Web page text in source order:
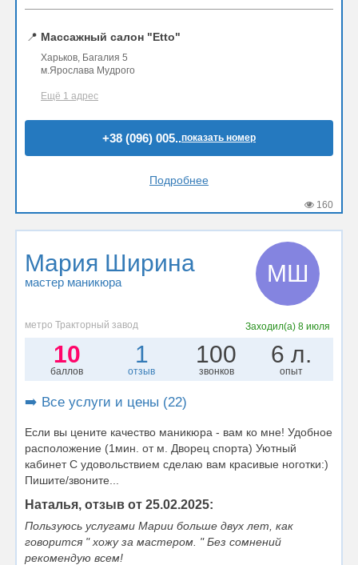
📍 Массажный салон "Etto"
Харьков, Багалия 5
м.Ярослава Мудрого
Ещё 1 адрес
+38 (096) 005..показать номер
Подробнее
160
Мария Ширина
мастер маникюра МШ
метро Тракторный завод Заходил(а)8 июля
10
баллов
1
отзыв
100
звонков
6 л.
опыт
➡️ Все услуги и цены (22)
Если вы цените качество маникюра - вам ко мне! Удобное
расположение (1мин. от м. Дворец спорта) Уютный
кабинет С удовольствием сделаю вам красивые ноготки:)
Пишите/звоните...
Наталья, отзыв от 25.02.2025:
Пользуюсь услугами Марии больше двух лет, как
говорится " хожу за мастером. " Без сомнений
рекомендую всем!